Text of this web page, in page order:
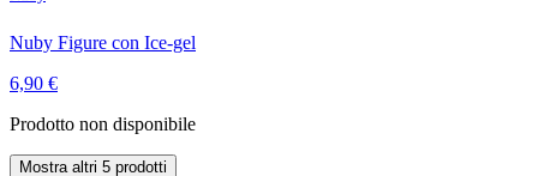
Nuby Figure con Ice-gel
6,90 €
Prodotto non disponibile
Mostra altri 5 prodotti